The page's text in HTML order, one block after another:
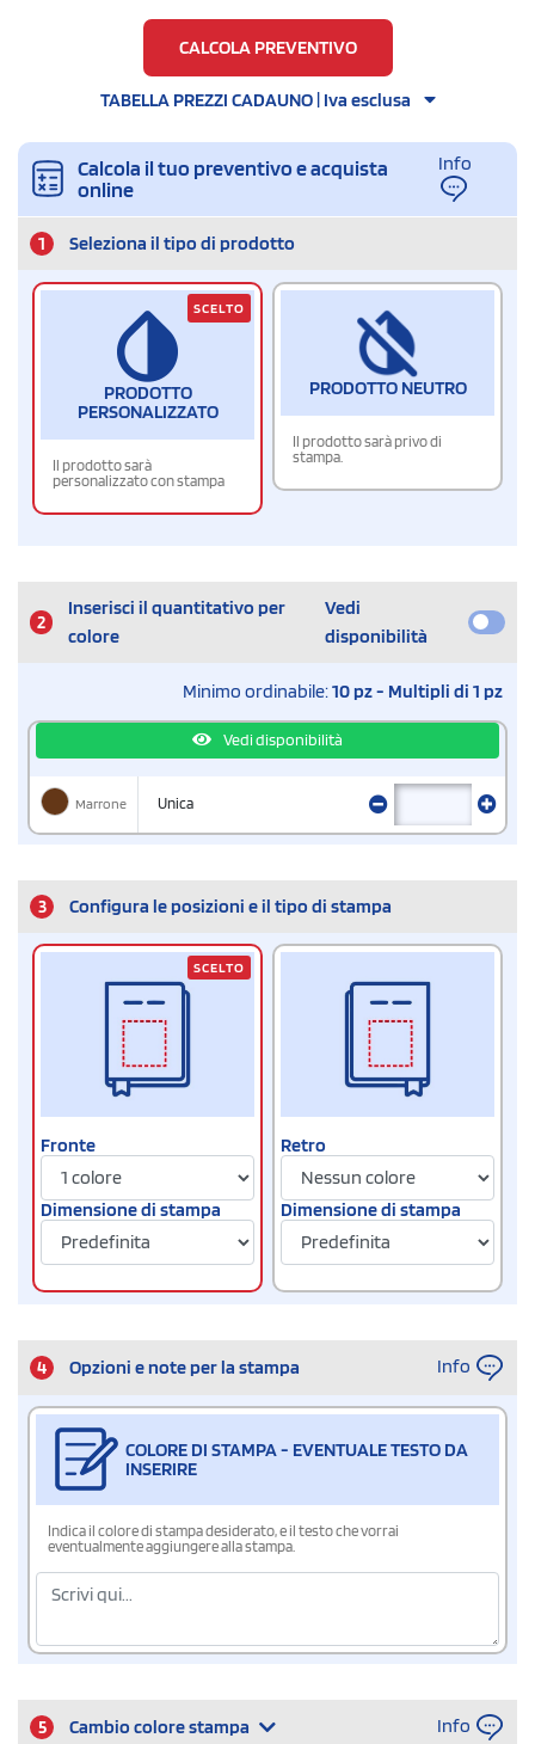
CALCOLA PREVENTIVO
TABELLA PREZZI CADAUNO | Iva esclusa
Calcola il tuo preventivo e acquista
online
Info
1 Seleziona il tipo di prodotto
PRODOTTO
PERSONALIZZATO
Il prodotto sarà
personalizzato con stampa
SCELTO
PRODOTTO NEUTRO
Il prodotto sarà privo di
stampa.
2
Inserisci il quantitativo per
colore
Vedi
disponibilità
Minimo ordinabile:10 pz - Multipli di 1 pz
Vedi disponibilità
Marrone Unica
3 Configura le posizioni e il tipo di stampa
Fronte
Dimensione di stampa
SCELTO
Retro
Dimensione di stampa
4 Opzioni e note per la stampa Info
COLORE DI STAMPA - EVENTUALE TESTO DA
INSERIRE
Indica il colore di stampa desiderato, e il testo che vorrai
eventualmente aggiungere alla stampa.
5 Cambio colore stampa Info